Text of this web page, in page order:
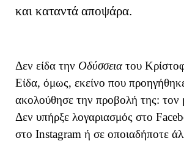
και καταντά αποψάρα.
Δεν είδα την Οδύσσειατου
Είδα, όμως, εκείνο που
ακολούθησε την προβολή της: τον
Δεν υπήρξε λογαριασμός στο
στο Instagram ή σε οποιαδήποτε